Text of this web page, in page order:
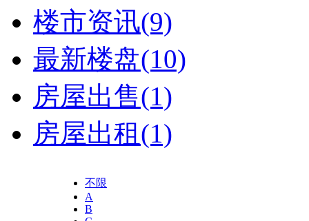
楼市资讯(9)
最新楼盘(10)
房屋出售(1)
房屋出租(1)
不限
A
B